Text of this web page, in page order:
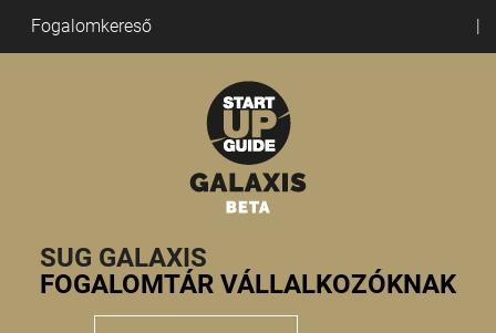
Fogalomkereső
SUG GALAXIS
FOGALOMTÁR VÁLLALKOZÓKNAK